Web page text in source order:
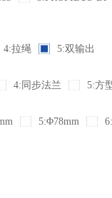
4:拉绳 5:双输出
4:同步法兰 5:方
5:Φ78mm